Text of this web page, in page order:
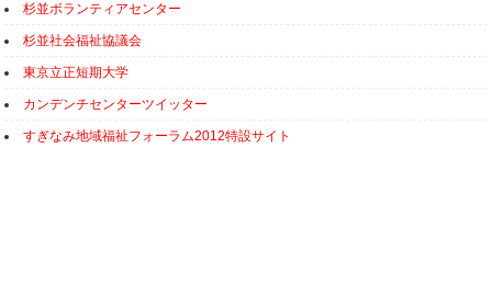
杉並ボランティアセンター
杉並社会福祉協議会
東京立正短期大学
カンデンチセンターツイッター
すぎなみ地域福祉フォーラム2012特設サイト